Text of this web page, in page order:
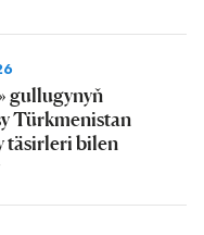
gullugynyň
Türkmenistan
täsirleri bilen